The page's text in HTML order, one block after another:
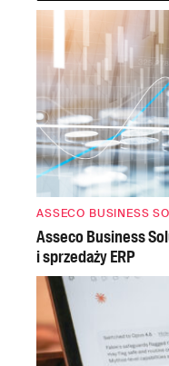
ASSECO BUSINESS
Asseco Business
i sprzedaży ERP